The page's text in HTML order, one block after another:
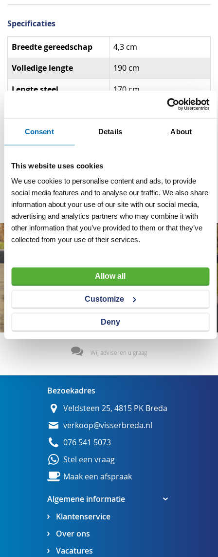
Consent Details About
This website uses cookies
We use cookies to personalise content and ads, to provide
social media features and to analyse our traffic. We also share
information about your use of our site with our social media,
advertising and analytics partners who may combine it with
other information that you’ve provided to them or that they’ve
collected from your use of their services.
Allow all
Customize
Deny
Specificaties
Specificaties
Breedte gereedschap 4,3 cm
Volledige lengte 190 cm
Lengte steel 170 cm
Materiaal Staal
in mm
Wij adviseren u graag
Algemene informatie
Klantenservice
Over ons
Vacatures
Bezoekadres
Veldsteen 25, 4815 PK Breda
verkoop@visserbreda.nl
076 541 5073
Stel een vraag
Maak een afspraak